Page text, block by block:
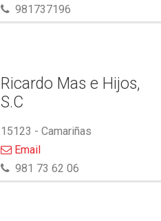
981737196
Ricardo Mas e Hijos,
S.C
15123 - Camariñas
Email
981 73 62 06